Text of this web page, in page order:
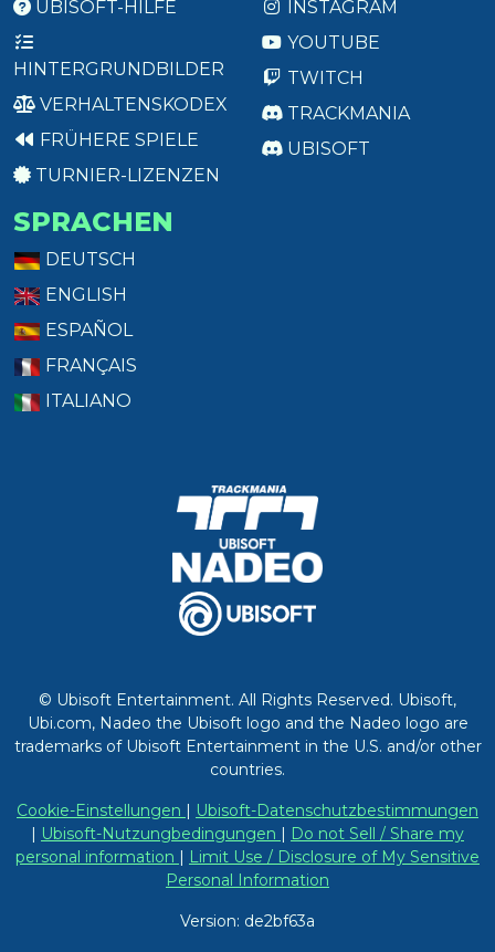
UBISOFT-HILFE
HINTERGRUNDBILDER
VERHALTENSKODEX
FRÜHERE SPIELE
TURNIER-LIZENZEN
INSTAGRAM
YOUTUBE
TWITCH
TRACKMANIA
UBISOFT
SPRACHEN
DEUTSCH
ENGLISH
ESPAÑOL
FRANÇAIS
ITALIANO
© Ubisoft Entertainment. All Rights Reserved. Ubisoft,
Ubi.com, Nadeo the Ubisoft logo and the Nadeo logo are
trademarks of Ubisoft Entertainment in the U.S. and/or other
countries.
Cookie-Einstellungen | Ubisoft-Datenschutzbestimmungen
| Ubisoft-Nutzungbedingungen | Do not Sell / Share my
personal information | Limit Use / Disclosure of My Sensitive
Personal Information
Version: de2bf63a